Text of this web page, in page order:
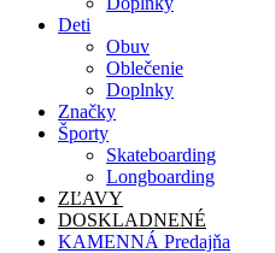
Deti
Obuv
Oblečenie
Doplnky
Značky
Športy
Skateboarding
Longboarding
ZĽAVY
DOSKLADNENÉ
KAMENNÁ Predajňa